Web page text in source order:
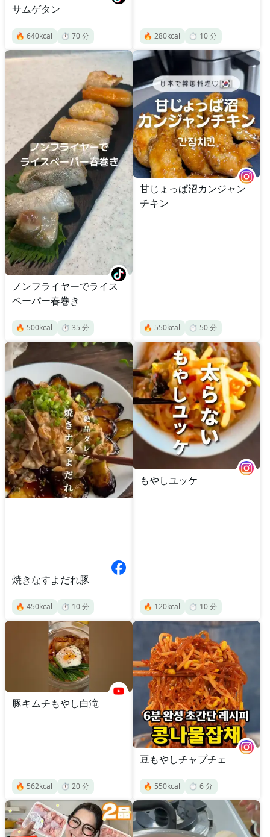
サムゲタン
🔥 640kcal ⏱️ 70分 🔥 280kcal ⏱️ 10分
ノンフライヤーでライス
ペーパー春巻き
🔥 500kcal ⏱️ 35 分
甘じょっぱ沼カンジャン
チキン
🔥 550kcal ⏱️ 50分
焼きなすよだれ豚
🔥 450kcal ⏱️ 10分
もやしユッケ
🔥 120kcal ⏱️ 10分
豚キムチもやし白滝
🔥 562kcal ⏱️ 20分
豆もやしチャプチェ
🔥 550kcal ⏱️ 6分